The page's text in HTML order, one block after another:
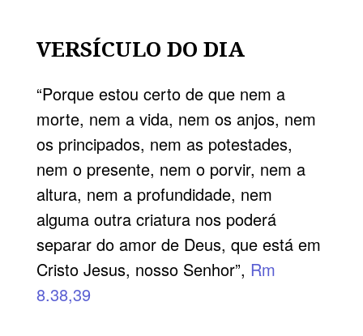
VERSÍCULO DO DIA
“Porque estou certo de que nem a
morte, nem a vida, nem os anjos, nem
os principados, nem as potestades,
nem o presente, nem o porvir, nem a
altura, nem a profundidade, nem
alguma outra criatura nos poderá
separar do amor de Deus, que está em
Cristo Jesus, nosso Senhor”, Rm
8.38,39